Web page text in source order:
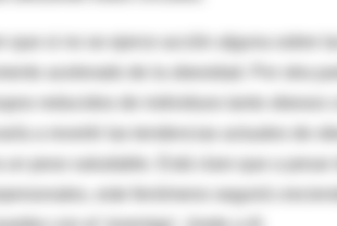
que si no se ejerce acción alguna sobre
acelerado de la obesidad. Por otra
reducidos de individuos tanto obesos
a revertir las tendencias actuales de
este fenómeno seguirá